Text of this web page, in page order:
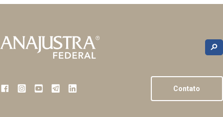
Contato